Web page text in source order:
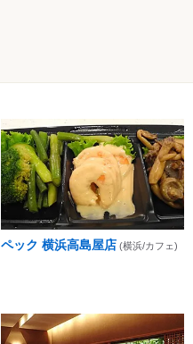
ペック 横浜高島屋店 (横浜/カフェ)